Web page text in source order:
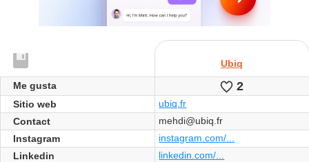
Ubiq
Me gusta
Le
gusta
2
Sitio web
ubiq.fr
Contact
mehdi@ubiq.fr
Instagram
instagram.com/...
Linkedin
linkedin.com/...